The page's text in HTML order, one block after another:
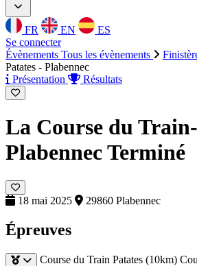
FR EN
ES
Se connecter
Évènements Tous les évènements
Patates - Plabennec
Présentation
Résultats
La Course du
PlabennecTerminé
18 mai 2025 29860 Plabennec
Épreuves
Course du Train Patates (10km)